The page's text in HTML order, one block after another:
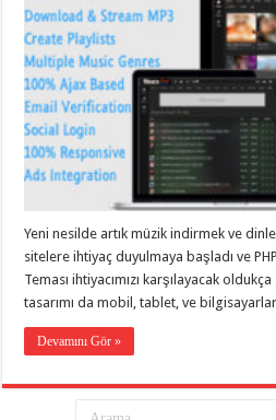
evden
taşımacılık ,
gaziantep
evden
taşımacılık,
evden
taşımacılık,
gaziantep
gaziantep
evden
taşımacılık,
gaziantep
taşımacılık,
evden
Yeni nesilde artık müzik indirmek ve
sitelere ihtiyaç duyulmaya başladı ve
Teması ihtiyacımızı karşılayacak
tasarımı da mobil, tablet, ve
Devamını Gör »